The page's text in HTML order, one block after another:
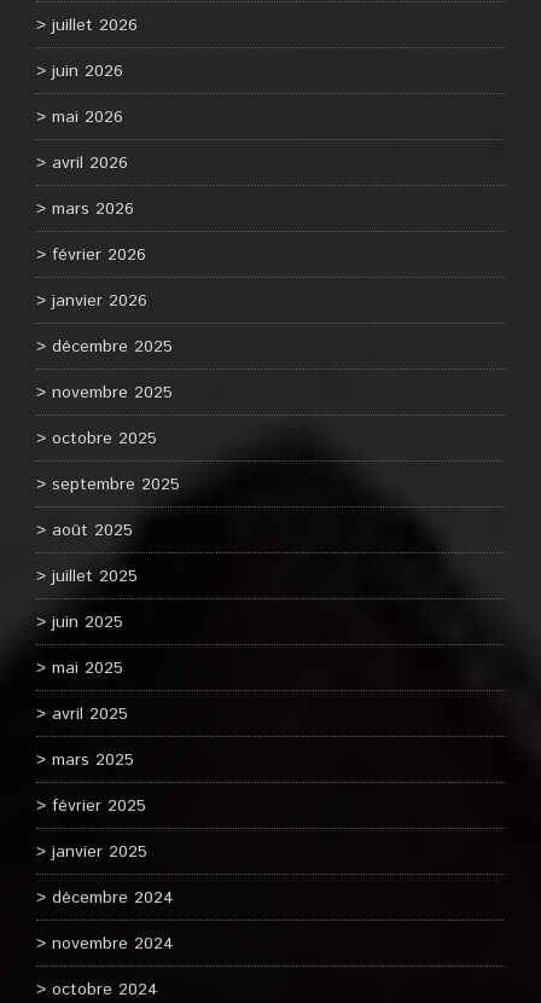
juillet 2026
juin 2026
mai 2026
avril 2026
mars 2026
février 2026
janvier 2026
décembre 2025
novembre 2025
octobre 2025
septembre 2025
août 2025
juillet 2025
juin 2025
mai 2025
avril 2025
mars 2025
février 2025
janvier 2025
décembre 2024
novembre 2024
octobre 2024